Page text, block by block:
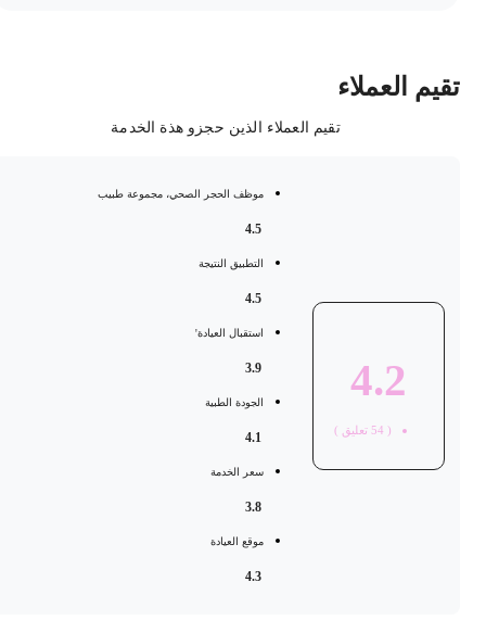
العملاء
تقيم العملاء الذين حجزو هذة الخدمة
4.2
54 تعليق )
موظف الحجر الصحي، مجموعة طبيب
التطبيق النتيجة
استقبال العيادة'
الجودة الطبية
سعر الخدمة
موقع العيادة